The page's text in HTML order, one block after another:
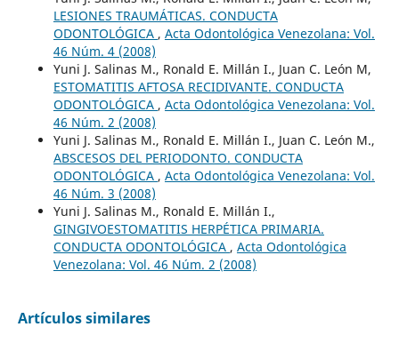
LESIONES TRAUMÁTICAS. CONDUCTA
ODONTOLÓGICA , Acta Odontológica Venezolana: Vol.
46 Núm. 4 (2008)
Yuni J. Salinas M., Ronald E. Millán I., Juan C. León M,
ESTOMATITIS AFTOSA RECIDIVANTE. CONDUCTA
ODONTOLÓGICA , Acta Odontológica Venezolana: Vol.
46 Núm. 2 (2008)
Yuni J. Salinas M., Ronald E. Millán I., Juan C. León M.,
ABSCESOS DEL PERIODONTO. CONDUCTA
ODONTOLÓGICA , Acta Odontológica Venezolana: Vol.
46 Núm. 3 (2008)
Yuni J. Salinas M., Ronald E. Millán I.,
GINGIVOESTOMATITIS HERPÉTICA PRIMARIA.
CONDUCTA ODONTOLÓGICA , Acta Odontológica
Venezolana: Vol. 46 Núm. 2 (2008)
Artículos similares